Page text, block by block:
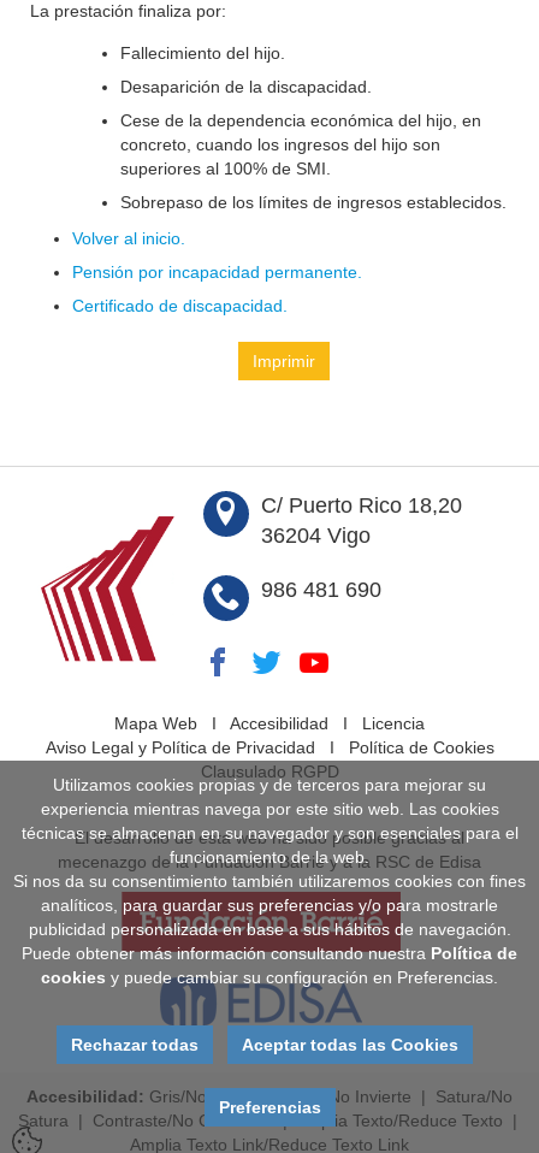
La prestación finaliza por:
Fallecimiento del hijo.
Desaparición de la discapacidad.
Cese de la dependencia económica del hijo, en
concreto, cuando los ingresos del hijo son
superiores al 100% de SMI.
Sobrepaso de los límites de ingresos establecidos.
Volver al inicio.
Pensión por incapacidad permanente.
Certificado de discapacidad.
Imprimir
C/ Puerto Rico 18,20
36204 Vigo
986 481 690
Mapa Web I Accesibilidad I Licencia
Aviso Legal y Política de Privacidad I Política de Cookies
Clausulado RGPD
El desarrollo de esta web ha sido posible gracias al
mecenazgo de la Fundación Barrié y a la RSC de Edisa
Accesibilidad: Gris/No Gris No Invierte | Satura/No
Satura | Contraste/No Contraste Amplia Texto/Reduce Texto |
Amplia Texto Link/Reduce Texto Link
Utilizamos cookies propias y de terceros para mejorar su
experiencia mientras navega por este sitio web. Las cookies
técnicas se almacenan en su navegador y son esenciales para el
funcionamiento de la web.
Si nos da su consentimiento también utilizaremos cookies con fines
analíticos, para guardar sus preferencias y/o para mostrarle
publicidad personalizada en base a sus hábitos de navegación.
Puede obtener más información consultando nuestra Política de
cookies y puede cambiar su configuración en Preferencias.
Rechazar todas Aceptar todas las Cookies
Preferencias